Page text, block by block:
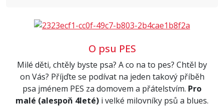
O psu PES
Milé děti, chtěly byste psa? A co na to pes? Chtěl by
on Vás? Příjďte se podívat na jeden takový příběh
psa jménem PES za domovem a přátelstvím. Pro
malé (alespoň 4leté) i velké milovníky psů a blues.